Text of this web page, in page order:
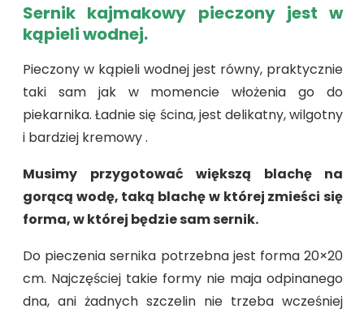
Sernik kajmakowy pieczony jest w
kąpieli wodnej.
Pieczony w kąpieli wodnej jest równy, praktycznie
taki sam jak w momencie włożenia go do
piekarnika. Ładnie się ścina, jest delikatny, wilgotny
i bardziej kremowy .
Musimy przygotować większą blachę na
gorącą wodę, taką blachę w której zmieści się
forma, w której będzie sam sernik.
Do pieczenia sernika potrzebna jest forma 20×20
cm. Najczęściej takie formy nie maja odpinanego
dna, ani żadnych szczelin nie trzeba wcześniej